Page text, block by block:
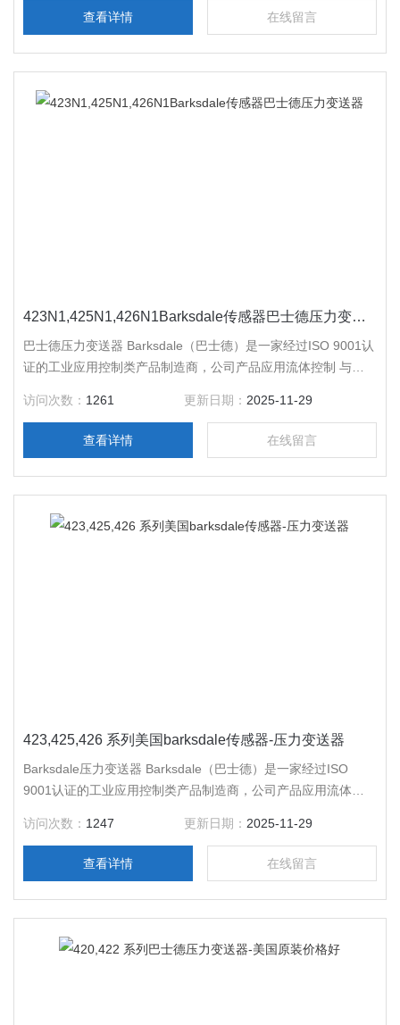
用于具有挑战性的控制任务当中。为优化客户的系统做了特别的
查看详情 在线留言
423N1,425N1,426N1Barksdale传感器巴士德压力变送器
巴士德压力变送器 Barksdale（巴士德）是一家经过ISO 9001认
证的工业应用控制类产品制造商，公司产品应用流体控制 与测
德国Reichelsheim拥有生产设施 ， 遍布*。
访问次数： 1261 更新日期： 2025-11-29
查看详情 在线留言
423,425,426 系列美国barksdale传感器-压力变送器
Barksdale压力变送器 Barksdale（巴士德）是一家经过ISO
9001认证的工业应用控制类产品制造商，公司产品应用流体控
市，在德国Reichelsheim拥有生产设施 ， 遍布*。
访问次数： 1247 更新日期： 2025-11-29
查看详情 在线留言